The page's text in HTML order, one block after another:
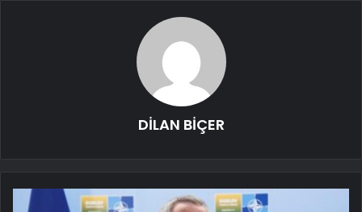
DİLAN BİÇER